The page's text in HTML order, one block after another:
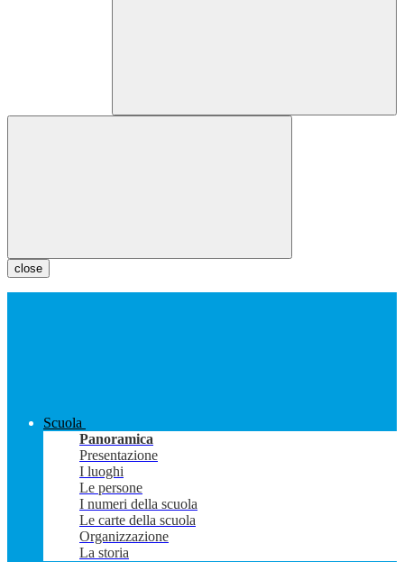
close
Scuola
Panoramica
Presentazione
I luoghi
Le persone
I numeri della scuola
Le carte della scuola
Organizzazione
La storia